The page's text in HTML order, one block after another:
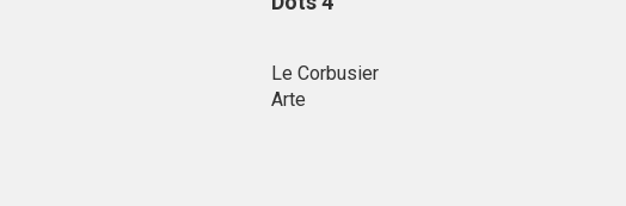
Le Corbusier
Arte